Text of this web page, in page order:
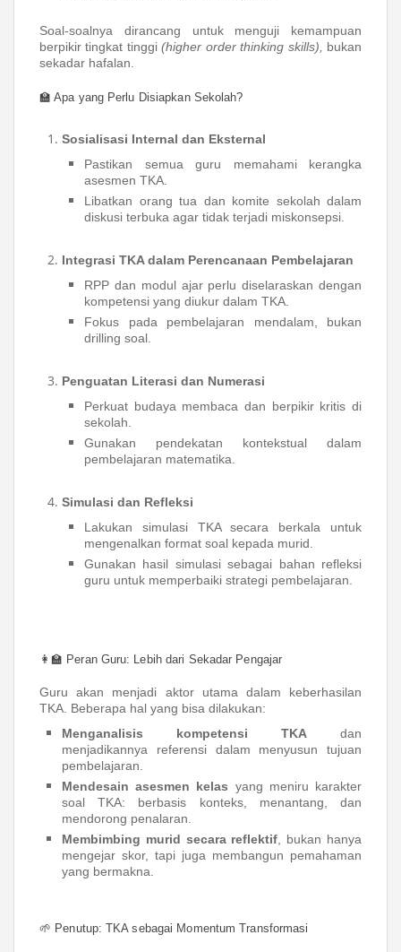
Soal-soalnya dirancang untuk menguji kemampuan
berpikir tingkat tinggi(higher order thinking skills),
bukan
sekadar hafalan.
🏫 Apa yang Perlu Disiapkan Sekolah?
Sosialisasi Internal dan Eksternal
Pastikan semua guru memahami kerangka
asesmen TKA.
Libatkan orang tua dan komite sekolah dalam
diskusi terbuka agar tidak terjadi miskonsepsi.
Integrasi TKA dalam Perencanaan Pembelajaran
RPP dan modul ajar perlu diselaraskan dengan
kompetensi yang diukur dalam TKA.
Fokus pada pembelajaran mendalam, bukan
drilling soal.
Penguatan Literasi dan Numerasi
Perkuat budaya membaca dan berpikir kritis di
sekolah.
Gunakan pendekatan kontekstual dalam
pembelajaran matematika.
Simulasi dan Refleksi
Lakukan simulasi TKA secara berkala untuk
mengenalkan format soal kepada murid.
Gunakan hasil simulasi sebagai bahan refleksi
guru untuk memperbaiki strategi pembelajaran.
👩‍🏫 Peran Guru: Lebih dari Sekadar Pengajar
Guru akan menjadi aktor utama dalam keberhasilan
TKA. Beberapa hal yang bisa dilakukan:
Menganalisis kompetensi TKA dan
menjadikannya referensi dalam menyusun tujuan
pembelajaran.
Mendesain asesmen kelas yang meniru karakter
soal TKA: berbasis konteks, menantang, dan
mendorong penalaran.
Membimbing murid secara reflektif , bukan hanya
mengejar skor, tapi juga membangun pemahaman
yang bermakna.
🌱 Penutup: TKA sebagai Momentum Transformasi